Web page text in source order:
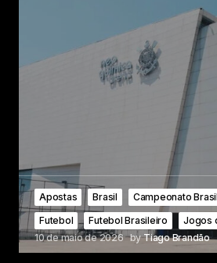
Apostas Brasil Campeonato
Futebol
Futebol Brasileiro
Jogos
10 de maio de 2026 byTiago Brandão